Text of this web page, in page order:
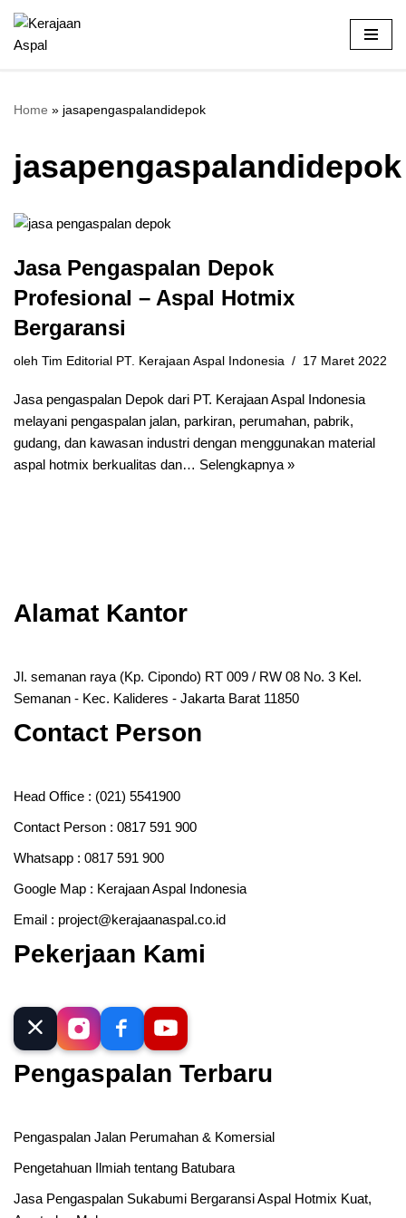
Lompat
Home » jasapengaspalandidepok
jasapengaspalandidepok
Jasa Pengaspalan Depok
Profesional – Aspal Hotmix
Bergaransi
oleh Tim Editorial PT. Kerajaan Aspal Indonesia 17 Maret 2022
Jasa pengaspalan Depok dari PT. Kerajaan Aspal Indonesia
melayani pengaspalan jalan, parkiran, perumahan, pabrik,
gudang, dan kawasan industri dengan menggunakan material
aspal hotmix berkualitas dan… Selengkapnya »
Alamat Kantor
Jl. semanan raya (Kp. Cipondo) RT 009 / RW 08 No. 3 Kel.
Semanan - Kec. Kalideres - Jakarta Barat 11850
Contact Person
Head Office : (021) 5541900
Contact Person : 0817 591 900
Whatsapp : 0817 591 900
Google Map : Kerajaan Aspal Indonesia
Email : project@kerajaanaspal.co.id
Pekerjaan Kami
Pengaspalan Terbaru
Pengaspalan Jalan Perumahan & Komersial
Pengetahuan Ilmiah tentang Batubara
Jasa Pengaspalan Sukabumi Bergaransi Aspal Hotmix Kuat,